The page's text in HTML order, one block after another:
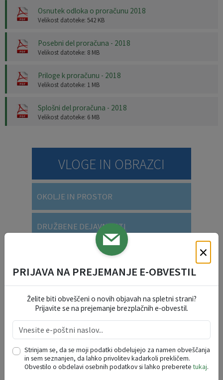
Osnutek odloka o proračunu 2018
Velikost datoteke: 542 KB
Posebni del proračuna - 2018
Velikost datoteke: 8 MB
Priloge k proračunu - 2018
Velikost datoteke: 1 MB
Splošni del proračuna - 2018
Velikost datoteke: 6 MB
VLOGE IN OBRAZCI
OKOLJE IN PROSTOR
DRUŽBENE DEJAVNOSTI
SOCIALNE DEJAVNOSTI
SPLOŠNE VLOGE
VARSTVO OSEBNIH PODATKOV
DOGODKI V REGIJI
Zero waste občina
×
PRIJAVA NA PREJEMANJE E-OBVESTIL
Želite biti obveščeni o novih objavah na spletni strani?
Prijavite se na prejemanje brezplačnih e-obvestil.
Strinjam se, da se moji podatki obdelujejo za namen obveščanja
in sem seznanjen, da lahko privolitev kadarkoli prekličem.
Obvestilo o obdelavi osebnih podatkov si lahko preberetetukaj.